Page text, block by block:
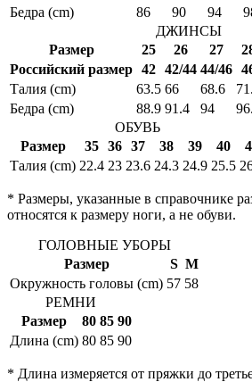
Бедра (cm)
86 90 94
ДЖИНСЫ
Размер
25 26 27
Российский размер 42 42/44 44/46
Талия (cm)
63.5 66 68.6
Бедра (cm)
88.9 91.4 94
ОБУВЬ
Размер
35 36 37 38 39 40
Талия (cm) 22.4 23 23.6 24.3 24.9 25.5
* Размеры, указанные в справочнике
относятся к размеру ноги, а не обуви.
ГОЛОВНЫЕ УБОРЫ
Размер
S M
Окружность головы (cm) 57 58
РЕМНИ
Размер
80 85 90
Длина (cm) 80 85 90
* Длина измеряется от пряжки до